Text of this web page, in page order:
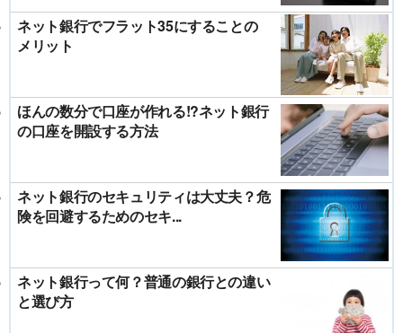
ネット銀行でフラット35にすることの
メリット
ほんの数分で口座が作れる!?ネット銀行
の口座を開設する方法
ネット銀行のセキュリティは大丈夫？危
険を回避するためのセキ...
ネット銀行って何？普通の銀行との違い
と選び方